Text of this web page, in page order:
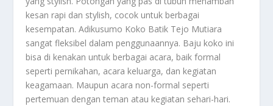
kesan rapi dan stylish, cocok untuk berbagai
kesempatan. Adikusumo Koko Batik Tejo Mutiara
sangat fleksibel dalam penggunaannya. Baju koko ini
bisa di kenakan untuk berbagai acara, baik formal
seperti pernikahan, acara keluarga, dan kegiatan
keagamaan. Maupun acara non-formal seperti
pertemuan dengan teman atau kegiatan sehari-hari.